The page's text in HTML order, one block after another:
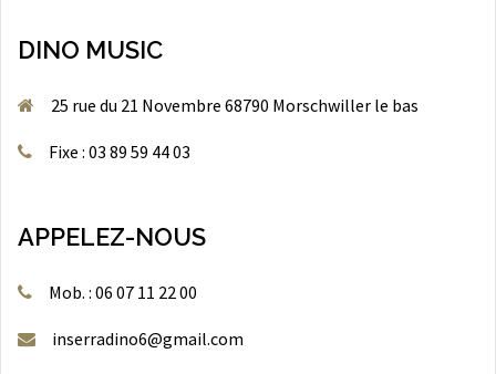
DINO MUSIC
25 rue du 21 Novembre 68790 Morschwiller le bas
Fixe : 03 89 59 44 03
APPELEZ-NOUS
Mob. : 06 07 11 22 00
inserradino6@gmail.com